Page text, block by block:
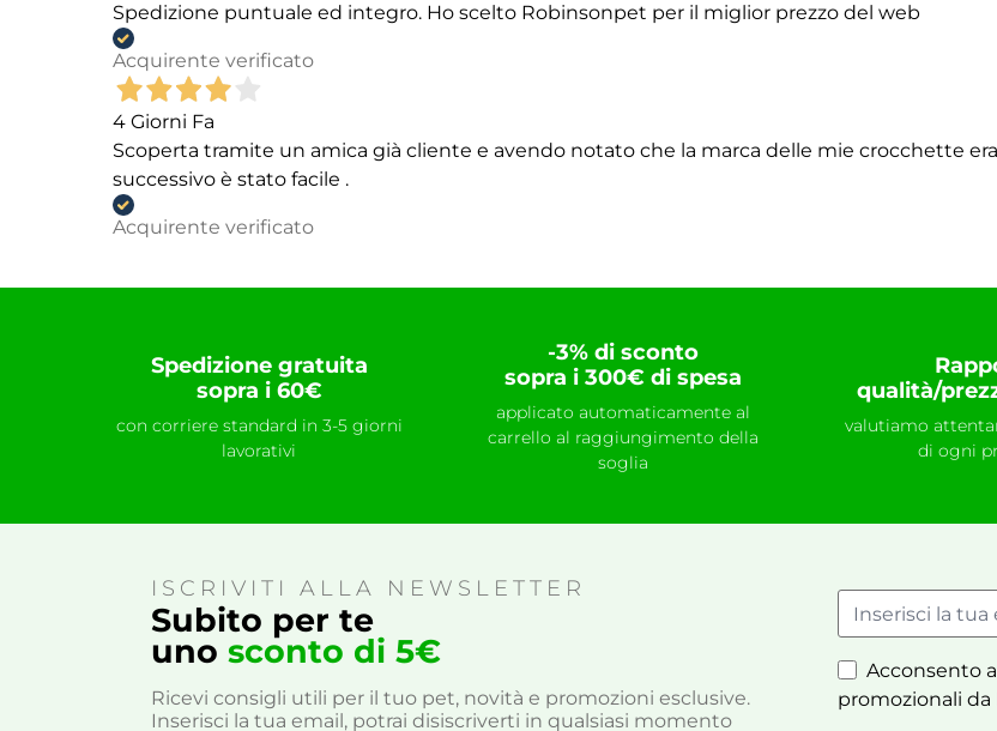
Spedizione puntuale ed integro. Ho scelto Robinsonpet per il miglior prezzo del web
Acquirente verificato
4 Giorni Fa
Scoperta tramite un amica già cliente e avendo notato che la marca delle mie crocchette
successivo è stato facile .
Acquirente verificato
Spedizione gratuita
sopra i 60€
con corriere standard in 3-5 giorni
lavorativi
-3% di sconto
sopra i 300€ di spesa
applicato automaticamente al
carrello al raggiungimento della
soglia
qualità/
valutiamo
di ogni
ISCRIVITI ALLA NEWSLETTER
Subito per te
unosconto di 5€
Ricevi consigli utili per il tuo pet, novità e promozioni esclusive.
Inserisci la tua email, potrai disiscriverti in qualsiasi momento
Acconsento
promozionali